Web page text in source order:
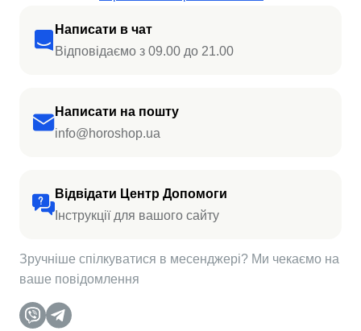
Написати в чат
Відповідаємо з 09.00 до 21.00
Написати на пошту
info@horoshop.ua
Відвідати Центр Допомоги
Інструкції для вашого сайту
Зручніше спілкуватися в месенджері? Ми чекаємо на
ваше повідомлення